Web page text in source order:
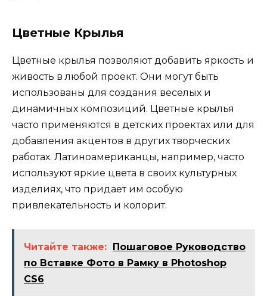
Цветные Крылья
Цветные крылья позволяют добавить яркость и
живость в любой проект. Они могут быть
использованы для создания веселых и
динамичных композиций. Цветные крылья
часто применяются в детских проектах или для
добавления акцентов в других творческих
работах. Латиноамериканцы, например, часто
используют яркие цвета в своих культурных
изделиях, что придает им особую
привлекательность и колорит.
Читайте также:
Пошаговое Руководство
по Вставке Фото в Рамку в Photoshop
CS6